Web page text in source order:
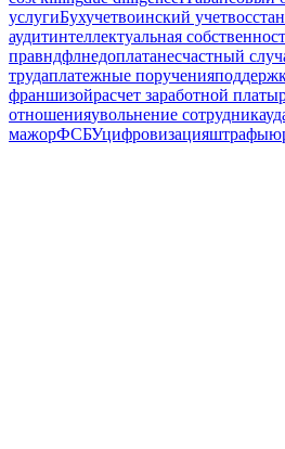
услугиБухучетвоинский учет
аудитинтеллектуальная
правндфлнедоплатанесчастный
трудаплатежные поручения
франшизойрасчет заработной платы
отношенияувольнение сотрудника
мажорФСБУцифровизацияштрафы